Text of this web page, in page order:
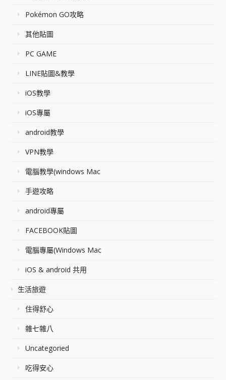
Pokémon GO攻略
其他貼圖
PC GAME
LINE貼圖&教學
iOS教學
iOS專屬
android教學
VPN教學
電腦教學(windows Mac
手遊攻略
android專屬
FACEBOOK貼圖
電腦專屬(Windows Mac
iOS & android 共用
生活旅遊
住得舒心
雜七雜八
Uncategoried
吃得安心